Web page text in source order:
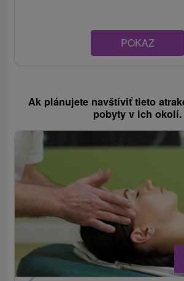
POKAZ
Ak plánujete navštíviť tieto
pobyty v ich okolí.